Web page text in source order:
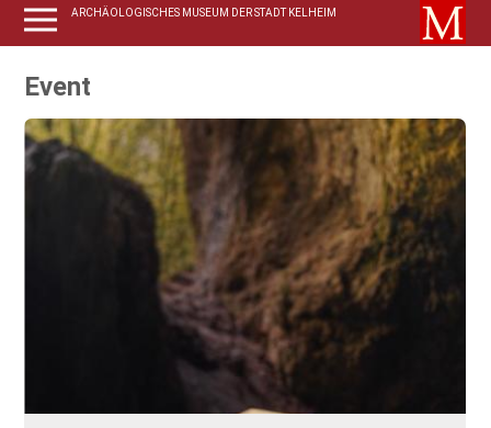
ARCHÄOLOGISCHES MUSEUM DER STADT KELHEIM
Event